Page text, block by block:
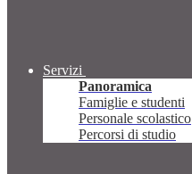
Servizi
Panoramica
Famiglie e studenti
Personale scolastico
Percorsi di studio